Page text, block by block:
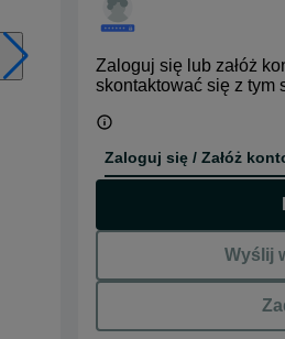
Zaloguj się lub załóż
skontaktować się z tym
Zaloguj się / Załóż
Wyślij